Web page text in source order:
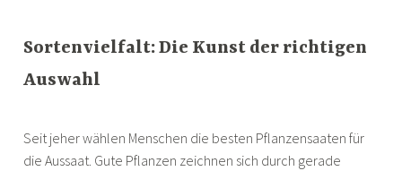
Sortenvielfalt: Die Kunst der richtigen
Auswahl
Seit jeher wählen Menschen die besten Pflanzensaaten für
die Aussaat. Gute Pflanzen zeichnen sich durch gerade